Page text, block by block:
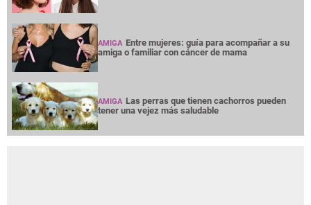
AMIGA Entre mujeres: guía para acompañar a su
amiga o familiar con cáncer de mama
AMIGA Las perras que tienen cachorros pueden
tener una vejez más saludable